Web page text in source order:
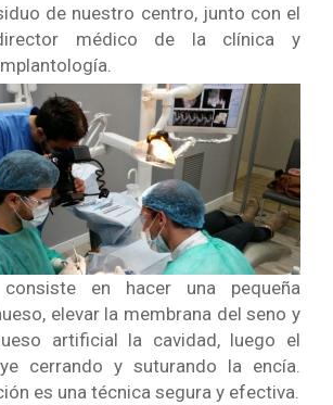
de nuestro centro, junto con el
médico de la clínica y
en hacer una pequeña
elevar la membrana del seno y
artificial la cavidad, luego el
cerrando y suturando la encía.
es una técnica segura y efectiva.